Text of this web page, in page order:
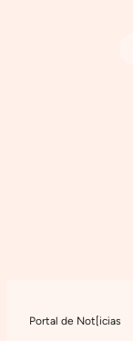
Portal de Not[icias